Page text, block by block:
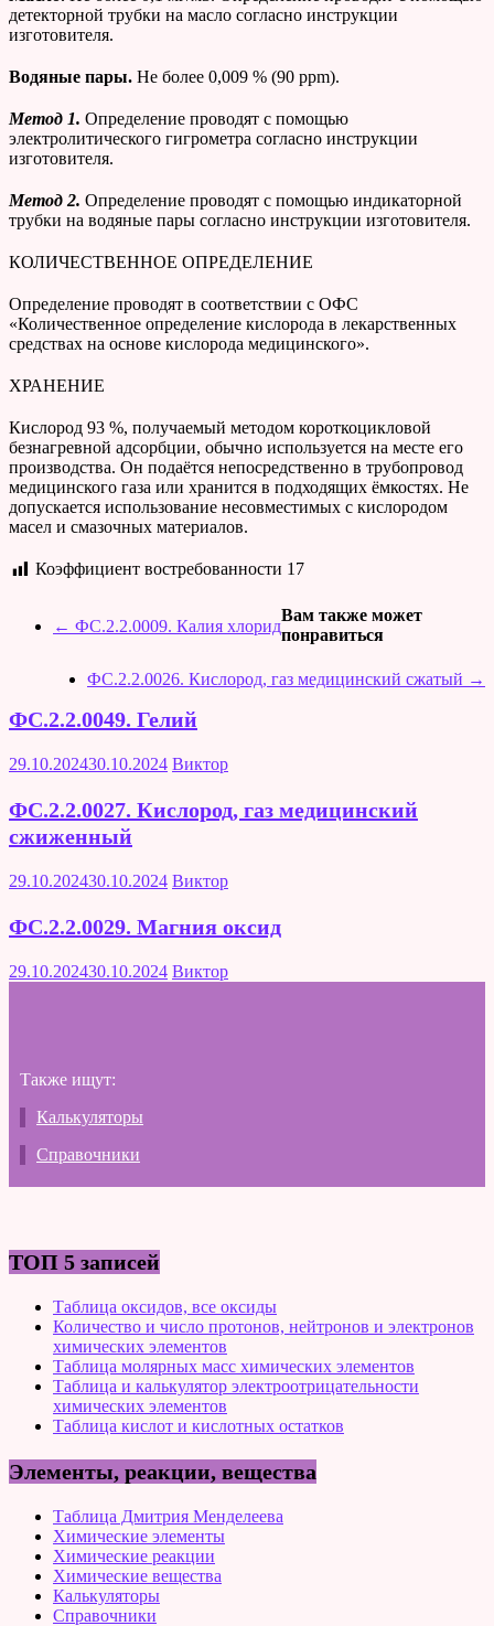
детекторной трубки на масло согласно инструкции
изготовителя.
Водяные пары. Не более 0,009 % (90 ppm).
Метод 1. Определение проводят с помощью
электролитического гигрометра согласно инструкции
изготовителя.
Метод 2. Определение проводят с помощью индикаторной
трубки на водяные пары согласно инструкции изготовителя.
КОЛИЧЕСТВЕННОЕ ОПРЕДЕЛЕНИЕ
Определение проводят в соответствии с ОФС
«Количественное определение кислорода в лекарственных
средствах на основе кислорода медицинского».
ХРАНЕНИЕ
Кислород 93 %, получаемый методом короткоцикловой
безнагревной адсорбции, обычно используется на месте его
производства. Он подаётся непосредственно в трубопровод
медицинского газа или хранится в подходящих ёмкостях. Не
допускается использование несовместимых с кислородом
масел и смазочных материалов.
Коэффициент востребованности 17
← ФС.2.2.0009. Калия хлорид
ФС.2.2.0026. Кислород, газ медицинский сжатый →
Вам также может
понравиться
ФС.2.2.0049. Гелий
29.10.202430.10.2024 Виктор
ФС.2.2.0027. Кислород, газ медицинский
сжиженный
29.10.202430.10.2024 Виктор
ФС.2.2.0029. Магния оксид
29.10.202430.10.2024 Виктор
Также ищут:
Калькуляторы
Справочники
ТОП 5 записей
Таблица оксидов, все оксиды
Количество и число протонов, нейтронов и электронов
химических элементов
Таблица молярных масс химических элементов
Таблица и калькулятор электроотрицательности
химических элементов
Таблица кислот и кислотных остатков
Элементы, реакции, вещества
Таблица Дмитрия Менделеева
Химические элементы
Химические реакции
Химические вещества
Калькуляторы
Справочники